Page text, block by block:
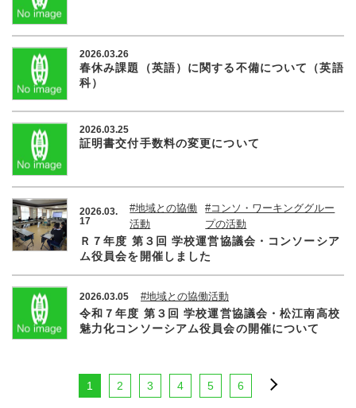
2026.03.26
春休み課題（英語）に関する不備について（英語
科）
2026.03.25
証明書交付手数料の変更について
2026.03.
17
#地域との協働
活動
#コンソ・ワーキンググルー
プの活動
Ｒ７年度 第３回 学校運営協議会・コンソーシア
ム役員会を開催しました
2026.03.05 #地域との協働活動
令和７年度 第３回 学校運営協議会・松江南高校
魅力化コンソーシアム役員会の開催について
1 2 3 4 5 6